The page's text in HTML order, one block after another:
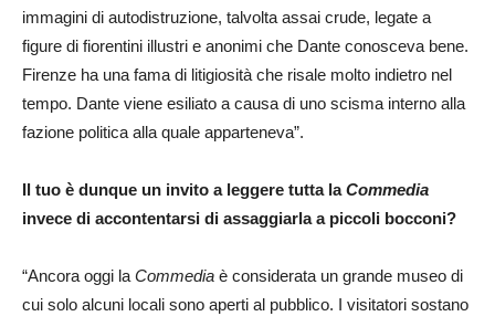
immagini di autodistruzione, talvolta assai crude, legate a
figure di fiorentini illustri e anonimi che Dante conosceva bene.
Firenze ha una fama di litigiosità che risale molto indietro nel
tempo. Dante viene esiliato a causa di uno scisma interno alla
fazione politica alla quale apparteneva”.
Il tuo è dunque un invito a leggere tutta laCommedia
invece di accontentarsi di assaggiarla a piccoli bocconi?
“Ancora oggi la Commedia è considerata un grande museo di
cui solo alcuni locali sono aperti al pubblico. I visitatori sostano